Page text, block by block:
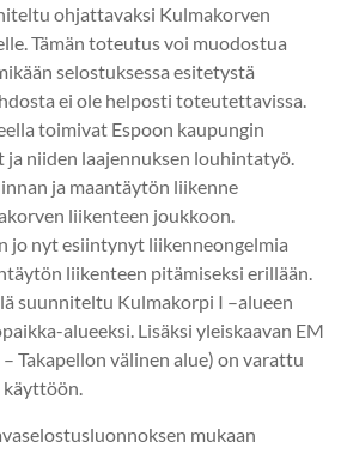
ohjattavaksi Kulmakorven
Tämän toteutus voi muodostua
selostuksessa esitetystä
ei ole helposti toteutettavissa.
toimivat Espoon kaupungin
niiden laajennuksen louhintatyö.
ja maantäytön liikenne
liikenteen joukkoon.
jo nyt esiintynyt liikenneongelmia
liikenteen pitämiseksi erillään.
suunniteltu Kulmakorpi I –alueen
alueeksi. Lisäksi yleiskaavan EM
Takapellon välinen alue) on varattu
mukaan